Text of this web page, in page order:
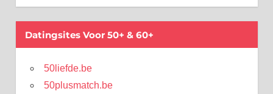
Datingsites Voor 50+ & 60+
50liefde.be
50plusmatch.be